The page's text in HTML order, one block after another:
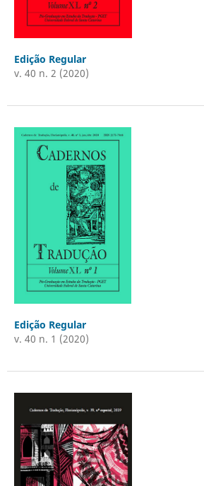
Edição Regular
v. 40 n. 2 (2020)
Edição Regular
v. 40 n. 1 (2020)